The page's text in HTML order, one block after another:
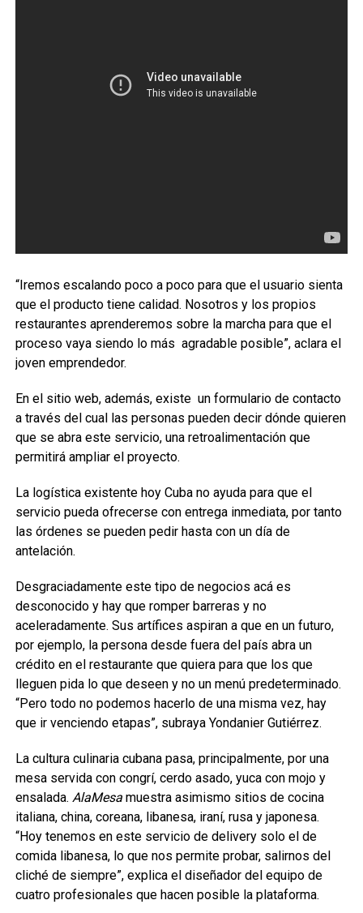
“Iremos escalando poco a poco para que el usuario sienta
que el producto tiene calidad. Nosotros y los propios
restaurantes aprenderemos sobre la marcha para que el
proceso vaya siendo lo más agradable posible”, aclara el
joven emprendedor.
En el sitio web, además, existe un formulario de contacto
a través del cual las personas pueden decir dónde quieren
que se abra este servicio, una retroalimentación que
permitirá ampliar el proyecto.
La logística existente hoy Cuba no ayuda para que el
servicio pueda ofrecerse con entrega inmediata, por tanto
las órdenes se pueden pedir hasta con un día de
antelación.
Desgraciadamente este tipo de negocios acá es
desconocido y hay que romper barreras y no
aceleradamente. Sus artífices aspiran a que en un futuro,
por ejemplo, la persona desde fuera del país abra un
crédito en el restaurante que quiera para que los que
lleguen pida lo que deseen y no un menú predeterminado.
“Pero todo no podemos hacerlo de una misma vez, hay
que ir venciendo etapas”, subraya Yondanier Gutiérrez.
La cultura culinaria cubana pasa, principalmente, por una
mesa servida con congrí, cerdo asado, yuca con mojo y
ensalada. AlaMesamuestra asimismo sitios de cocina
italiana, china, coreana, libanesa, iraní, rusa y japonesa.
“Hoy tenemos en este servicio de delivery solo el de
comida libanesa, lo que nos permite probar, salirnos del
cliché de siempre”, explica el diseñador del equipo de
cuatro profesionales que hacen posible la plataforma.